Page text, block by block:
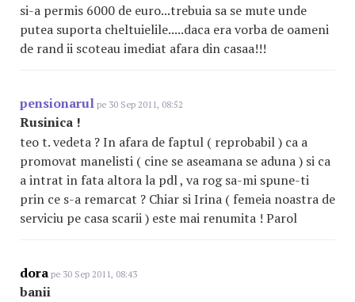
si-a permis 6000 de euro...trebuia sa se mute unde
putea suporta cheltuielile.....daca era vorba de oameni
de rand ii scoteau imediat afara din casaa!!!
pensionarul pe 30 Sep 2011, 08:52
Rusinica !
teo t. vedeta ? In afara de faptul ( reprobabil ) ca a
promovat manelisti ( cine se aseamana se aduna ) si ca
a intrat in fata altora la pdl , va rog sa-mi spune-ti
prin ce s-a remarcat ? Chiar si Irina ( femeia noastra de
serviciu pe casa scarii ) este mai renumita ! Parol
dora pe 30 Sep 2011, 08:43
banii